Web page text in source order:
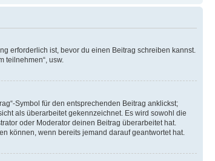
erforderlich ist, bevor du einen Beitrag schreiben kannst.
teilnehmen“, usw.
Symbol für den entsprechenden Beitrag anklickst;
als überarbeitet gekennzeichnet. Es wird sowohl die
oder Moderator deinen Beitrag überarbeitet hat.
können, wenn bereits jemand darauf geantwortet hat.